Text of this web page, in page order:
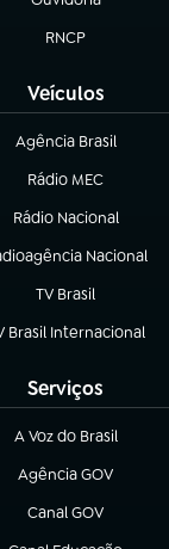
(abre em nova aba)
RNCP
(abre em nova
Veículos
Agência Brasil
(abre em nova aba)
Rádio MEC
(abre em nova aba)
Rádio Nacional
Nacional
em nova aba)
TV Brasil
(abre em nova aba)
Brasil Internacional
em nova aba)
Serviços
A Voz do Brasil
(abre em nova aba)
Agência GOV
(abre em nova aba)
Canal GOV
(abre em nova aba)